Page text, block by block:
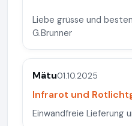
Liebe grüsse und
G.Brunner
Mätu01.10.2025
Infrarot und
Einwandfreie Lieferung